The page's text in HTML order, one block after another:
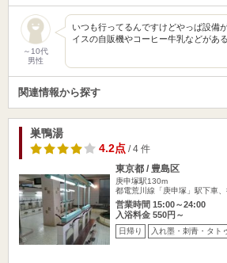
～10代
男性
いつも行ってるんですけどやっぱ設備
イスの自販機やコーヒー牛乳などがあ
関連情報から探す
巣鴨湯
4.2点 / 4 件
東京都 / 豊島区
庚申塚駅130m
都電荒川線「庚申塚」駅下車
営業時間 15:00～24:00
入浴料金 550円～
日帰り 入れ墨・刺青・タト